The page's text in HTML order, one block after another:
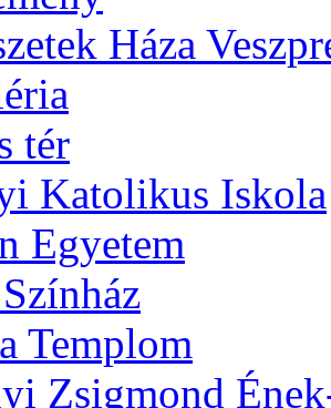
Háza
tér
Katolikus Iskola
Egyetem
Templom
Zsigmond